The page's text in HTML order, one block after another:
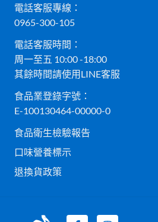
電話客服專線：
0965-300-105
電話客服時間：
周一至五 10:00 -18:00
其餘時間請使用LINE客服
食品業登錄字號：
E-100130464-00000-0
食品衛生檢驗報告
口味營養標示
退換貨政策